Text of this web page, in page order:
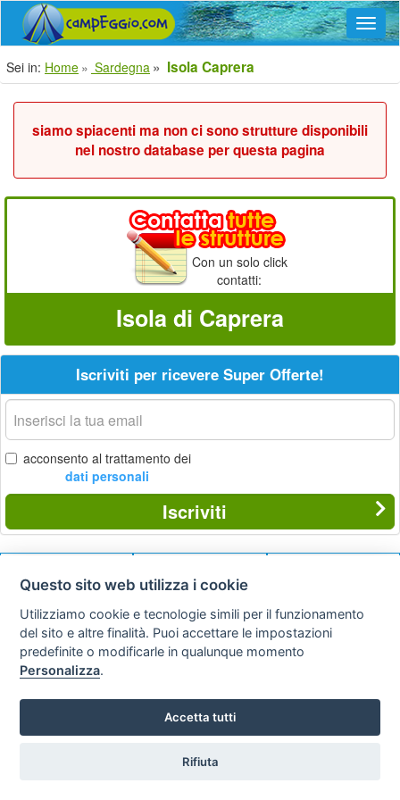
Sei in: Home Sardegna Isola Caprera
siamo spiacenti ma non ci sono strutture disponibili
nel nostro database per questa pagina
Con un solo click
contatti:
Isola di Caprera
Iscriviti per ricevere Super Offerte!
La
tua
email
acconsento al trattamento dei
dati personali
Iscriviti
Privacy
Avviso
Preferenze cookie
SVILUPPO TURISMO ITALIA S.r.L. unipersonale
P.IVA: 01665350433 - R.E.A. FM-195884 Via A. Costa, 2
Tel. 0734 677208
Questo sito web utilizza i cookie
Utilizziamo cookie e tecnologie simili per il funzionamento
del sito e altre finalità. Puoi accettare le impostazioni
predefinite o modificarle in qualunque momento
Personalizza.
Accetta tutti
Rifiuta